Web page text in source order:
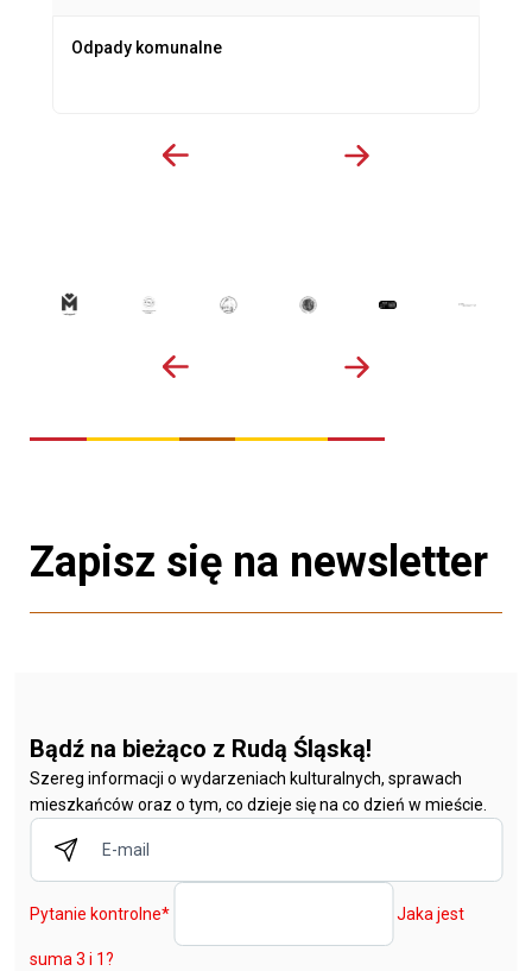
Odpady komunalne
Zapisz się na newsletter
Bądź na bieżąco z Rudą Śląską!
Szereg informacji o wydarzeniach kulturalnych, sprawach
mieszkańców oraz o tym, co dzieje się na co dzień w mieście.
Pytanie kontrolne* Jaka jest
suma 3 i 1?